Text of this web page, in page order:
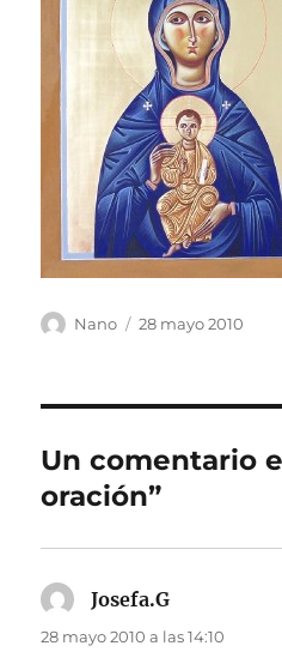
Autor
Nano
Publicado
28 mayo 2010
Un comentario
oración”
Josefa.G
28 mayo 2010 a las 14:10